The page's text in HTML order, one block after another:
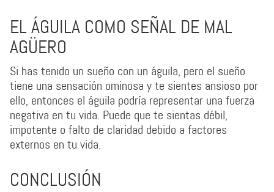
EL ÁGUILA COMO SEÑAL DE MAL
AGÜERO
Si has tenido un sueño con un águila, pero el sueño
tiene una sensación ominosa y te sientes ansioso por
ello, entonces el águila podría representar una fuerza
negativa en tu vida. Puede que te sientas débil,
impotente o falto de claridad debido a factores
externos en tu vida.
CONCLUSIÓN